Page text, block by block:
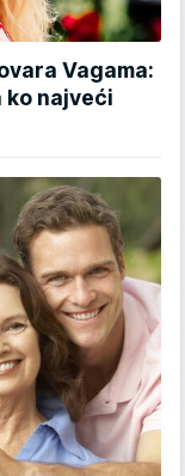
Vagama:
ko najveći